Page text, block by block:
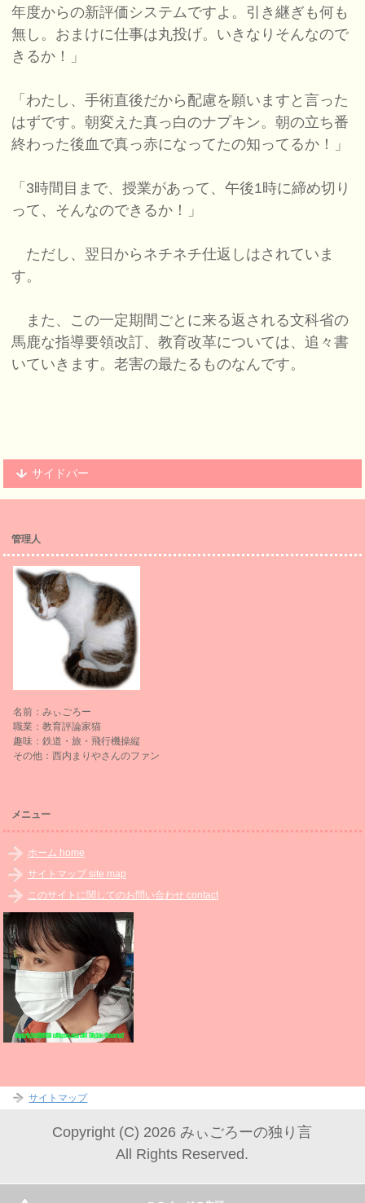
年度からの新評価システムですよ。引き継ぎも何も
無し。おまけに仕事は丸投げ。いきなりそんなので
きるか！」
「わたし、手術直後だから配慮を願いますと言った
はずです。朝変えた真っ白のナプキン。朝の立ち番
終わった後血で真っ赤になってたの知ってるか！」
「3時間目まで、授業があって、午後1時に締め切り
って、そんなのできるか！」
ただし、翌日からネチネチ仕返しはされていま
す。
また、この一定期間ごとに来る返される文科省の
馬鹿な指導要領改訂、教育改革については、追々書
いていきます。老害の最たるものなんです。
サイドバー
管理人
名前：みぃごろー
職業：教育評論家猫
趣味：鉄道・旅・飛行機操縦
その他：西内まりやさんのファン
メニュー
ホーム home
サイトマップ site map
このサイトに関してのお問い合わせ contact
サイトマップ
Copyright (C) 2026 みぃごろーの独り言
All Rights Reserved.